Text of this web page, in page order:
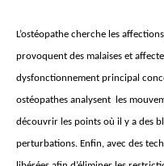
L’ostéopathe cherche les
provoquent des malaises et
dysfonctionnement principal
ostéopathes analysent les
découvrir les points où il y a des
perturbations. Enfin, avec des